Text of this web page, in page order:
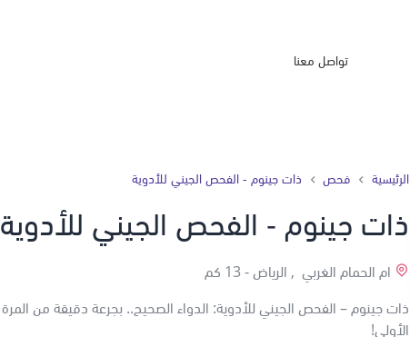
تواصل معنا
الرئيسية فحص ذات جينوم - الفحص الجيني للأدوية
ذات جينوم - الفحص الجيني للأدوية
ام الحمام الغربي , الرياض -13 كم
ذات جينوم – الفحص الجيني للأدوية: الدواء الصحيح.. بجرعة دقيقة من المرة
الأولى!